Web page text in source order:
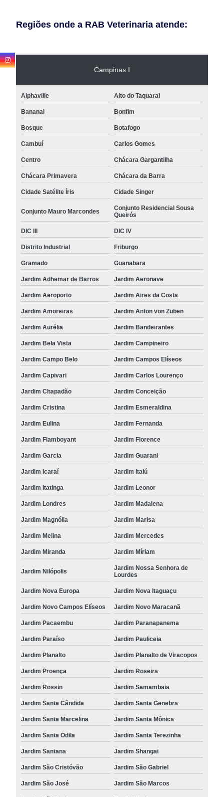
Regiões onde a RAB Veterinaria atende:
Campinas I
Alphaville Alto do Taquaral
Bananal Bonfim
Bosque Botafogo
Cambuí Carlos Gomes
Centro Chácara Gargantilha
Chácara Primavera Chácara da Barra
Cidade Satélite Íris Cidade Singer
Conjunto Mauro Marcondes
Conjunto Residencial Sousa
Queirós
DIC III DIC IV
Distrito Industrial Friburgo
Gramado Guanabara
Jardim Adhemar de Barros Jardim Aeronave
Jardim Aeroporto Jardim Aires da Costa
Jardim Amoreiras Jardim Anton von Zuben
Jardim Aurélia Jardim Bandeirantes
Jardim Bela Vista Jardim Campineiro
Jardim Campo Belo Jardim Campos Elíseos
Jardim Capivari Jardim Carlos Lourenço
Jardim Chapadão Jardim Conceição
Jardim Cristina Jardim Esmeraldina
Jardim Eulina Jardim Fernanda
Jardim Flamboyant Jardim Florence
Jardim Garcia Jardim Guarani
Jardim Icaraí Jardim Itaiú
Jardim Itatinga Jardim Leonor
Jardim Londres Jardim Madalena
Jardim Magnólia Jardim Marisa
Jardim Melina Jardim Mercedes
Jardim Miranda Jardim Míriam
Jardim Nilópolis
Jardim Nossa Senhora de
Lourdes
Jardim Nova Europa Jardim Nova Itaguaçu
Jardim Novo Campos Elíseos Jardim Novo Maracanã
Jardim Pacaembu Jardim Paranapanema
Jardim Paraíso Jardim Pauliceia
Jardim Planalto Jardim Planalto de Viracopos
Jardim Proença Jardim Roseira
Jardim Rossin Jardim Samambaia
Jardim Santa Cândida Jardim Santa Genebra
Jardim Santa Marcelina Jardim Santa Mônica
Jardim Santa Odila Jardim Santa Terezinha
Jardim Santana Jardim Shangai
Jardim São Cristóvão Jardim São Gabriel
Jardim São José Jardim São Marcos